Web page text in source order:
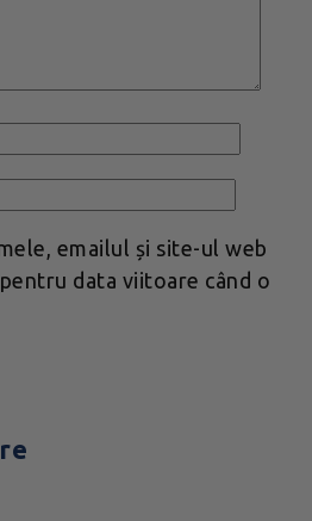
emailul și site-ul web
data viitoare când o